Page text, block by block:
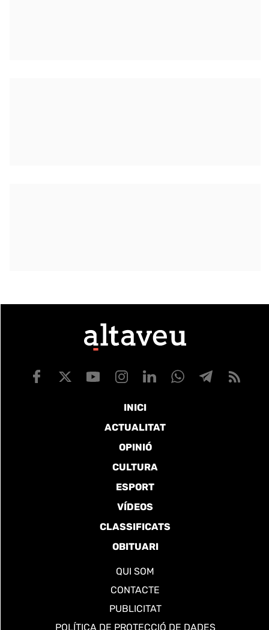
INICI
ACTUALITAT
OPINIÓ
CULTURA
ESPORT
VÍDEOS
CLASSIFICATS
OBITUARI
QUI SOM
CONTACTE
PUBLICITAT
POLÍTICA DE PROTECCIÓ DE DADES